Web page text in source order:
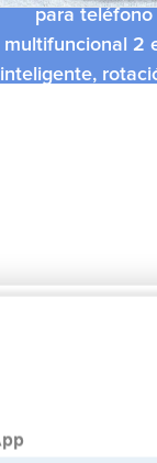
para teléfono
multifuncional 2
inteligente,